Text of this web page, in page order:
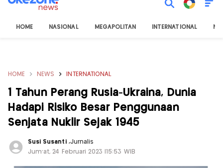
HOME NASIONAL MEGAPOLITAN INTERNATIONAL
HOME NEWS INTERNATIONAL
1 Tahun Perang Rusia-Ukraina, Dunia
Hadapi Risiko Besar Penggunaan
Senjata Nuklir Sejak 1945
Susi Susanti ,Jurnalis
Jum'at, 24 Februari 2023 |15:53 WIB